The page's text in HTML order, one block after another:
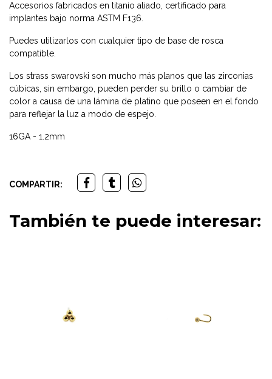
Accesorios fabricados en titanio aliado, certificado para
implantes bajo norma ASTM F136.
Puedes utilizarlos con cualquier tipo de base de rosca
compatible.
Los strass swarovski son mucho más planos que las zirconias
cúbicas, sin embargo, pueden perder su brillo o cambiar de
color a causa de una lámina de platino que poseen en el fondo
para reflejar la luz a modo de espejo.
16GA - 1.2mm
COMPARTIR:
También te puede interesar: